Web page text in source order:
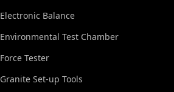
Electronic Balance
Environmental Test Chamber
Force Tester
Granite Set-up Tools